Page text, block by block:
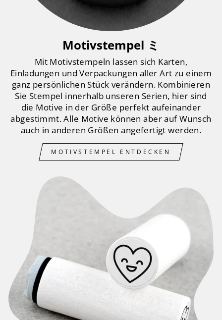
Motivstempel ミ
Mit Motivstempeln lassen sich Karten,
Einladungen und Verpackungen aller Art zu einem
ganz persönlichen Stück verändern. Kombinieren
Sie Stempel innerhalb unseren Serien, hier sind
die Motive in der Größe perfekt aufeinander
abgestimmt. Alle Motive können aber auf Wunsch
auch in anderen Größen angefertigt werden.
MOTIVSTEMPEL ENTDECKEN